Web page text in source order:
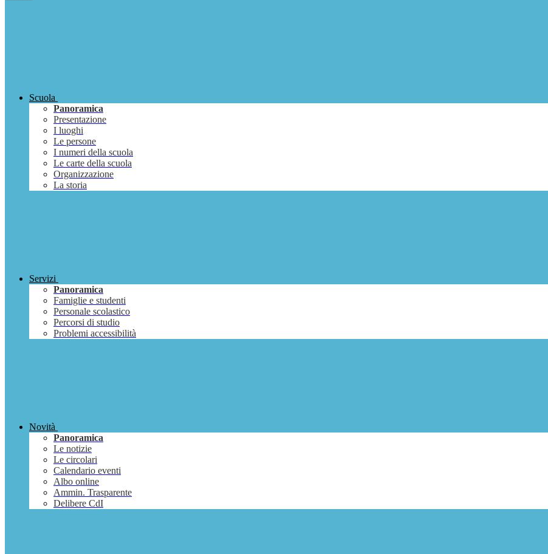
Scuola
Panoramica
Presentazione
I luoghi
Le persone
I numeri della scuola
Le carte della scuola
Organizzazione
La storia
Servizi
Panoramica
Famiglie e studenti
Personale scolastico
Percorsi di studio
Problemi accessibilità
Novità
Panoramica
Le notizie
Le circolari
Calendario eventi
Albo online
Ammin. Trasparente
Delibere CdI